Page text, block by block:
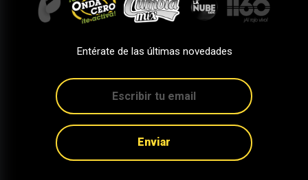
Entérate de las últimas novedades
Enviar